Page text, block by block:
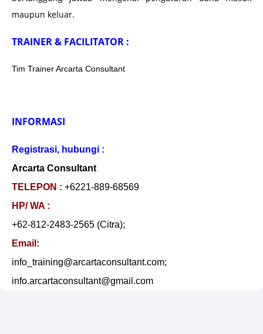
maupun keluar.
TRAINER & FACILITATOR :
Tim Trainer Arcarta Consultant
INFORMASI
Registrasi, hubungi :
Arcarta Consultant
TELEPON : +6221-889-68569
HP/ WA :
+62-812-2483-2565 (Citra);
Email:
info_training@arcartaconsultant.com;
info.arcartaconsultant@gmail.com